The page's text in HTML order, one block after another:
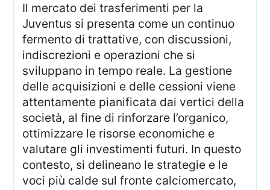
Il mercato dei trasferimenti per la
Juventus si presenta come un continuo
fermento di trattative, con discussioni,
indiscrezioni e operazioni che si
sviluppano in tempo reale. La gestione
delle acquisizioni e delle cessioni viene
attentamente pianificata dai vertici della
società, al fine di rinforzare l’organico,
ottimizzare le risorse economiche e
valutare gli investimenti futuri. In questo
contesto, si delineano le strategie e le
voci più calde sul fronte calciomercato,